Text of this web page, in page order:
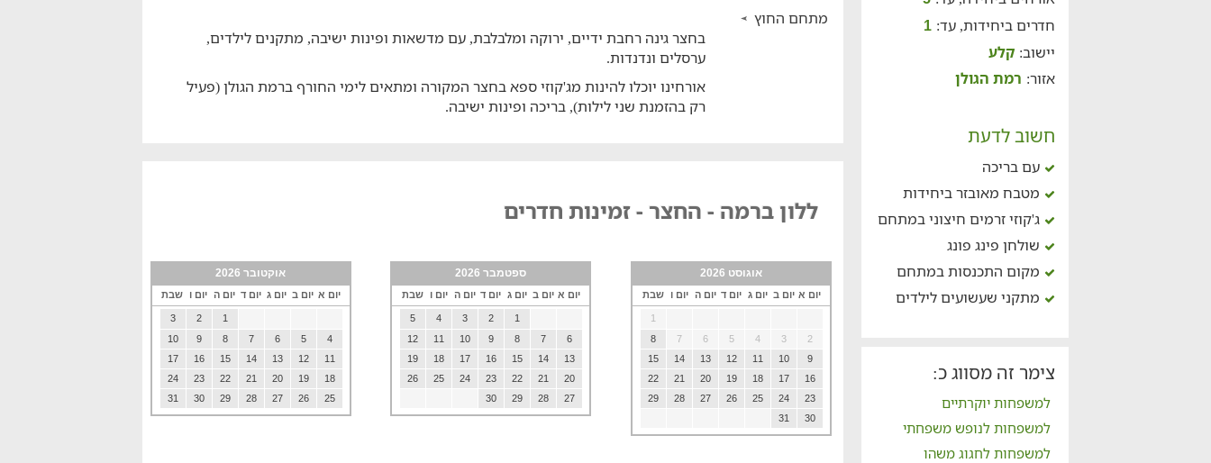
חדרים ביחידות, עד: 1
יישוב: קלע
אזור: רמת הגולן
חשוב לדעת
עם בריכה
מטבח מאובזר ביחידות
ג'קוזי זרמים חיצוני במתחם
שולחן פינג פונג
מקום התכנסות במתחם
מתקני שעשועים לילדים
צימר זה מסווג כ:
למשפחות יוקרתיים
למשפחות לנופש משפחתי
למשפחות לחגוג משהו
מתחם החוץ
בחצר גינה רחבת ידיים, ירוקה ומלבלבת, עם מדשאות ופינות ישיבה, מתקנים לילדים,
ערסלים ונדנדות.
אורחינו יוכלו להינות מג'קוזי ספא בחצר המקורה ומתאים לימי החורף ברמת הגולן (פעיל
רק בהזמנת שני לילות), בריכה ופינות ישיבה.
ללון ברמה - החצר - זמינות חדרים
אוגוסט 2026
יום א יום ב יום ג יום ד יום ה יום ו שבת
1
2
3
4
5
6
7
8
9
10
11
12
13
14
15
16
17
18
19
20
21
22
23
24
25
26
27
28
29
30
31
ספטמבר 2026
יום א יום ב יום ג יום ד יום ה יום ו שבת
1
2
3
4
5
6
7
8
9
10
11
12
13
14
15
16
17
18
19
20
21
22
23
24
25
26
27
28
29
30
אוקטובר 2026
יום א יום ב יום ג יום ד יום ה יום ו שבת
1
2
3
4
5
6
7
8
9
10
11
12
13
14
15
16
17
18
19
20
21
22
23
24
25
26
27
28
29
30
31